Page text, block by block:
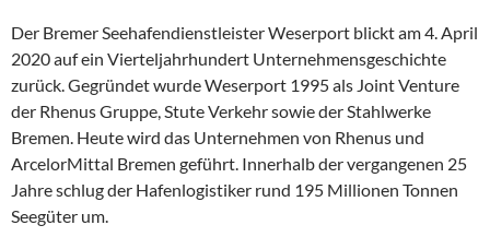
Der Bremer Seehafendienstleister Weserport blickt am 4. April
2020 auf ein Vierteljahrhundert Unternehmensgeschichte
zurück. Gegründet wurde Weserport 1995 als Joint Venture
der Rhenus Gruppe, Stute Verkehr sowie der Stahlwerke
Bremen. Heute wird das Unternehmen von Rhenus und
ArcelorMittal Bremen geführt. Innerhalb der vergangenen 25
Jahre schlug der Hafenlogistiker rund 195 Millionen Tonnen
Seegüter um.